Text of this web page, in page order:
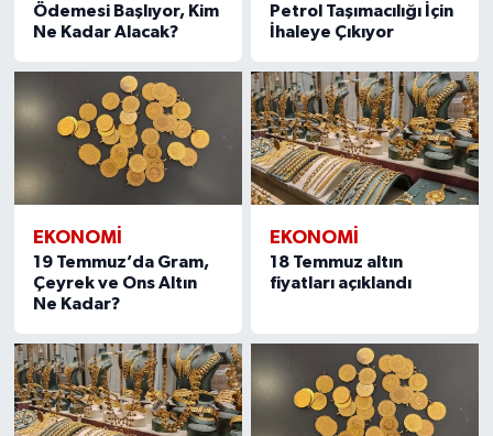
Ödemesi Başlıyor, Kim
Ne Kadar Alacak?
Petrol Taşımacılığı İçin
İhaleye Çıkıyor
EKONOMI
19 Temmuz’da Gram,
Çeyrek ve Ons Altın
Ne Kadar?
EKONOMI
18 Temmuz altın
fiyatları açıklandı